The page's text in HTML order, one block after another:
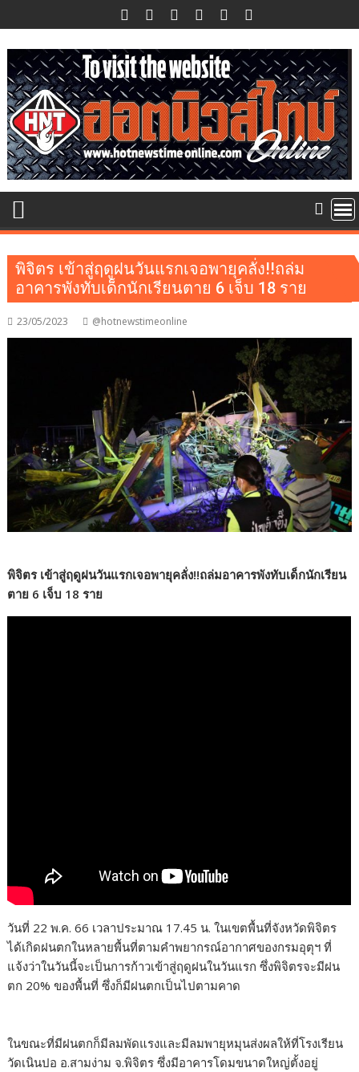
to
content
พิจิตร เข้าสู่ฤดูฝนวันแรกเจอพายุคลั่ง!!ถล่ม
อาคารพังทับเด็กนักเรียนตาย 6 เจ็บ 18 ราย
23/05/2023 @hotnewstimeonline
พิจิตร เข้าสู่ฤดูฝนวันแรกเจอพายุคลั่ง!!ถล่มอาคารพังทับเด็กนักเรียน
ตาย 6 เจ็บ 18 ราย
วันที่ 22 พ.ค. 66 เวลาประมาณ 17.45 น. ในเขตพื้นที่จังหวัดพิจิตร
ได้เกิดฝนตกในหลายพื้นที่ตามคำพยากรณ์อากาศของกรมอุตุฯ ที่
แจ้งว่าในวันนี้จะเป็นการก้าวเข้าสู่ฤดูฝนในวันแรก ซึ่งพิจิตรจะมีฝน
ตก 20% ของพื้นที่ ซึ่งก็มีฝนตกเป็นไปตามคาด
ในขณะที่มีฝนตกก็มีลมพัดแรงและมีลมพายุหมุนส่งผลให้ที่โรงเรียน
วัดเนินปอ อ.สามง่าม จ.พิจิตร ซึ่งมีอาคารโดมขนาดใหญ่ตั้งอยู่